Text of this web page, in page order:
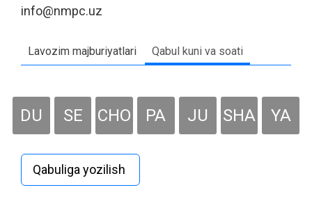
info@nmpc.uz
Lavozim majburiyatlari Qabul kuni va soati
DU SE CHO PA JU SHA YA
Qabuliga yozilish